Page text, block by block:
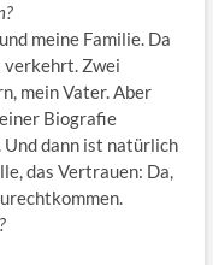
meine Familie. Da
verkehrt. Zwei
mein Vater. Aber
Biografie
Und dann ist natürlich
das Vertrauen: Da,